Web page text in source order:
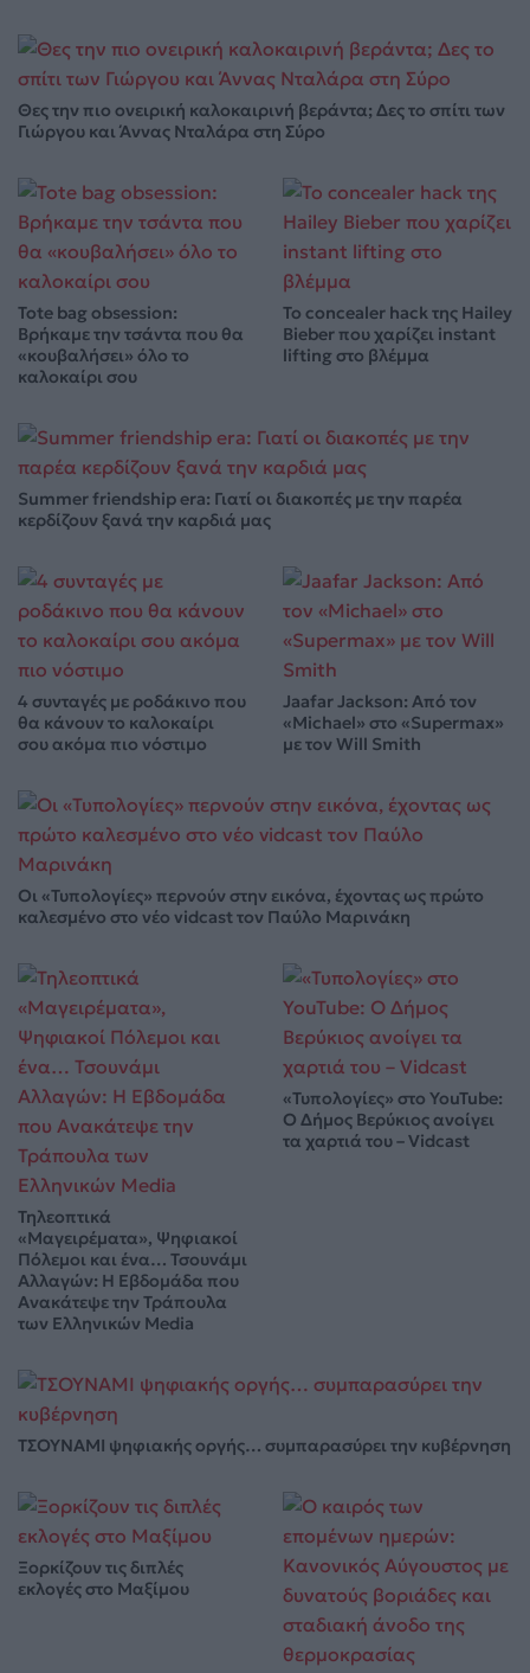
Θες την πιο ονειρική καλοκαιρινή βεράντα; Δες το σπίτι των
Γιώργου και Άννας Νταλάρα στη Σύρο
Tote bag obsession:
Βρήκαμε την τσάντα που θα
«κουβαλήσει» όλο το
καλοκαίρι σου
Το concealer hack της Hailey
Bieber που χαρίζει instant
lifting στο βλέμμα
Summer friendship era: Γιατί οι διακοπές με την παρέα
κερδίζουν ξανά την καρδιά μας
4 συνταγές με ροδάκινο που
θα κάνουν το καλοκαίρι
σου ακόμα πιο νόστιμο
Jaafar Jackson: Από τον
«Michael» στο «Supermax»
με τον Will Smith
Οι «Τυπολογίες» περνούν στην εικόνα, έχοντας ως πρώτο
καλεσμένο στο νέο vidcast τον Παύλο Μαρινάκη
Τηλεοπτικά
«Μαγειρέματα», Ψηφιακοί
Πόλεμοι και ένα… Τσουνάμι
Αλλαγών: Η Εβδομάδα που
Ανακάτεψε την Τράπουλα
των Ελληνικών Media
«Τυπολογίες» στο YouTube:
Ο Δήμος Βερύκιος ανοίγει
τα χαρτιά του – Vidcast
ΤΣΟΥΝΑΜΙ ψηφιακής οργής… συμπαρασύρει την κυβέρνηση
Ξορκίζουν τις διπλές
εκλογές στο Μαξίμου